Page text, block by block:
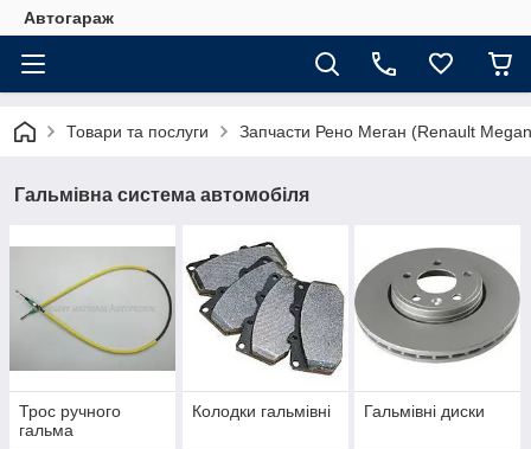
Автогараж
Товари та послуги Запчасти Рено Меган (Renault
Гальмівна система автомобіля
Трос ручного
гальма
Колодки гальмівні Гальмівні диски